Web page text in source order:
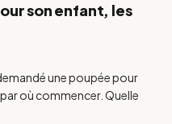
son enfant, les
une poupée pour
où commencer. Quelle